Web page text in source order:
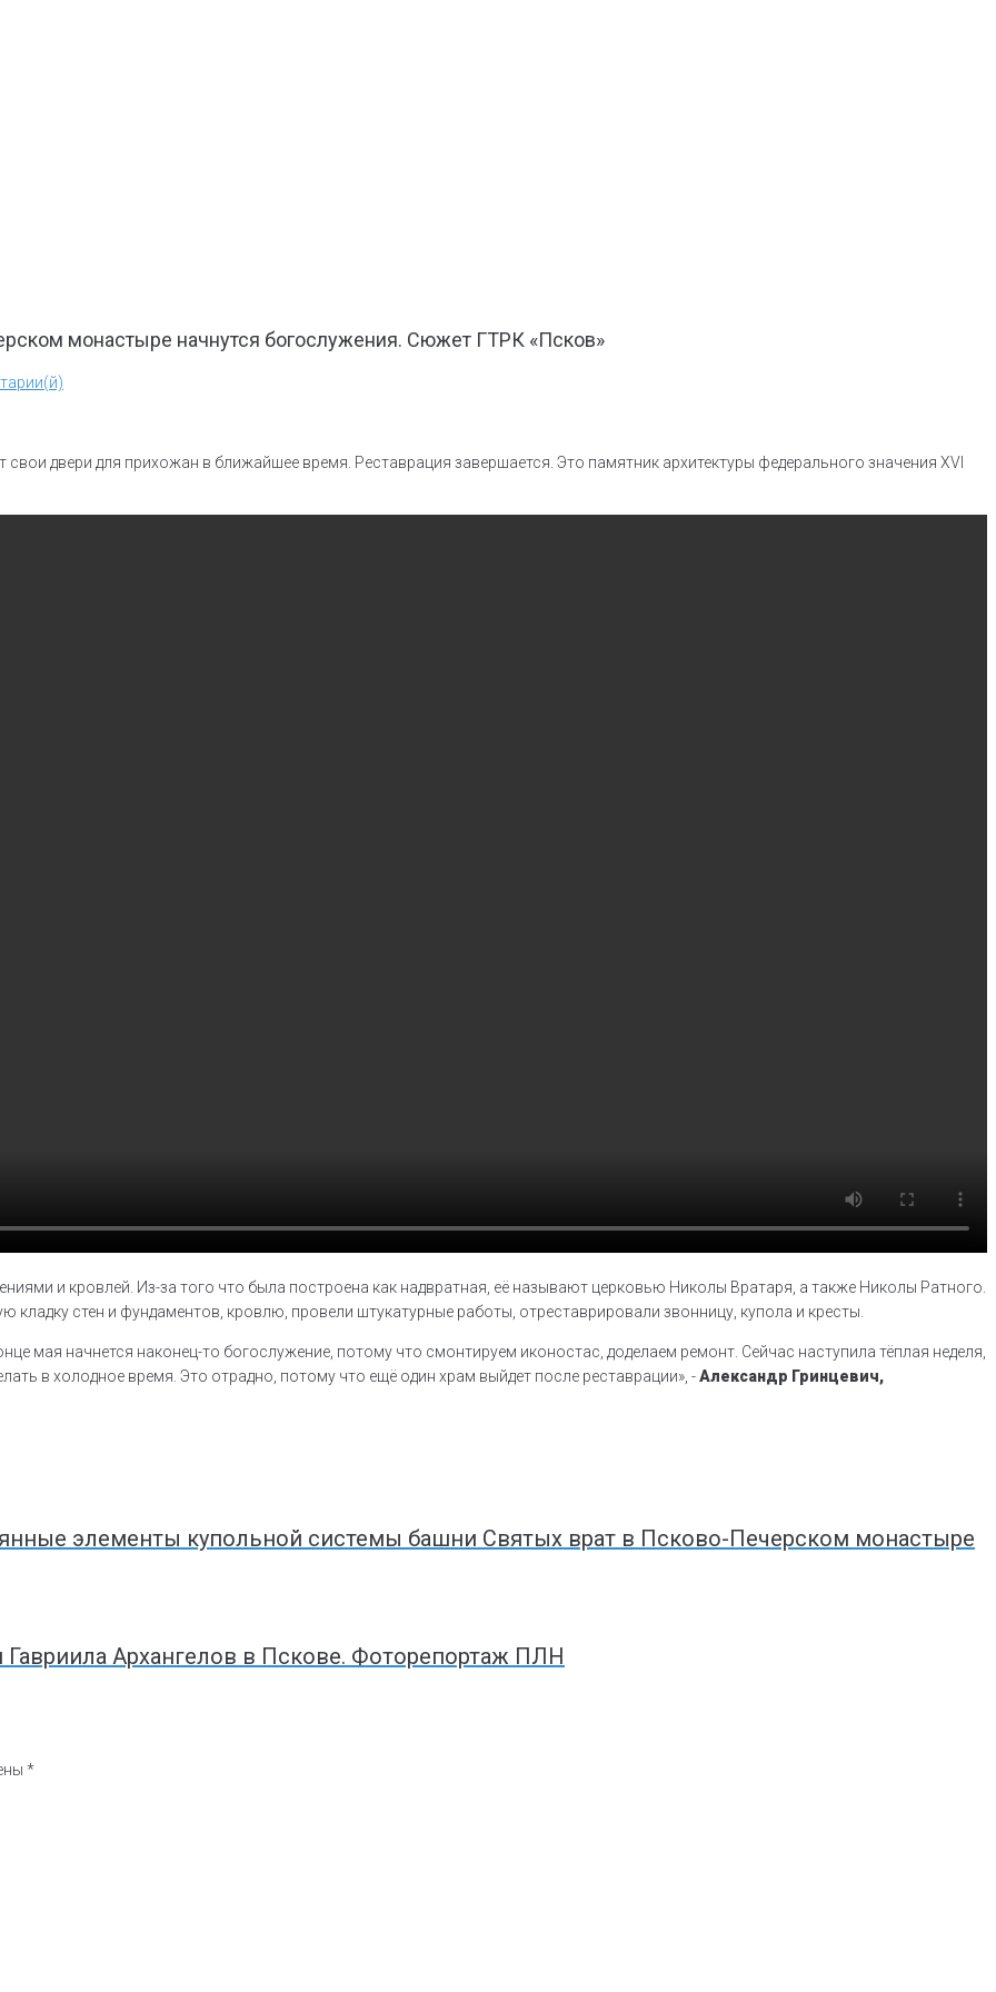
монастыре начнутся богослужения. Сюжет ГТРК «Псков»
двери для прихожан в ближайшее время. Реставрация завершается. Это памятник архитектуры федерального значения XVI
и кровлей. Из-за того что была построена как надвратная, её называют церковью Николы Вратаря, а также Николы Ратного.
стен и фундаментов, кровлю, провели штукатурные работы, отреставрировали звонницу, купола и кресты.
мая начнется наконец-то богослужение, потому что смонтируем иконостас, доделаем ремонт. Сейчас наступила тёплая неделя,
в холодное время. Это отрадно, потому что ещё один храм выйдет после реставрации», - Александр Гринцевич,
элементы купольной системы башни Святых врат в Псково-Печерском монастыре
Архангелов в Пскове. Фоторепортаж ПЛН
*